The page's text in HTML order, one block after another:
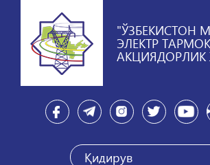
"ЎЗБЕКИСТОН
ЭЛЕКТР